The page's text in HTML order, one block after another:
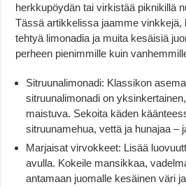
herkkupöydän tai virkistää piknikillä
Tässä artikkelissa jaamme vinkkejä,
tehtyä limonadia ja muita kesäisiä
perheen pienimmille kuin
Sitruunalimonadi: Klassikon
sitruunalimonadi on
maistuva. Sekoita käden
sitruunamehua, vettä ja hunajaa –
Marjaisat virvokkeet: Lisää
avulla. Kokeile mansikkaa,
antamaan juomalle kesäinen väri